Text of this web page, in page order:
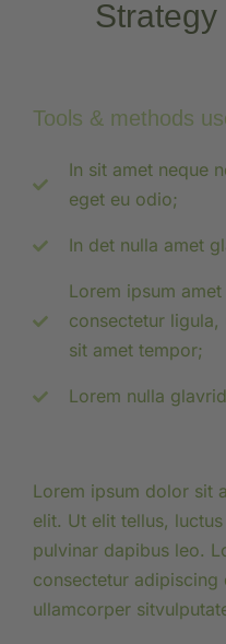
Tools & methods
In sit amet neque
eget eu odio;
In det nulla amet
Lorem ipsum
consectetur
sit amet tempor;
Lorem nulla
Lorem ipsum dolor sit
elit. Ut elit tellus, luctus
pulvinar dapibus leo.
consectetur adipiscing
ullamcorper